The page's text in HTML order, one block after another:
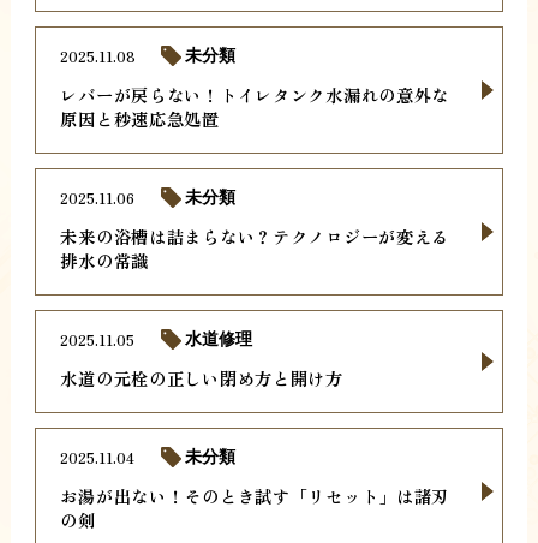
レバーが戻らない！トイレタンク水漏れの意外な
原因と秒速応急処置
2025.11.08 未分類
未来の浴槽は詰まらない？テクノロジーが変える
排水の常識
2025.11.06 未分類
水道の元栓の正しい閉め方と開け方
2025.11.05 水道修理
お湯が出ない！そのとき試す「リセット」は諸刃
の剣
2025.11.04 未分類